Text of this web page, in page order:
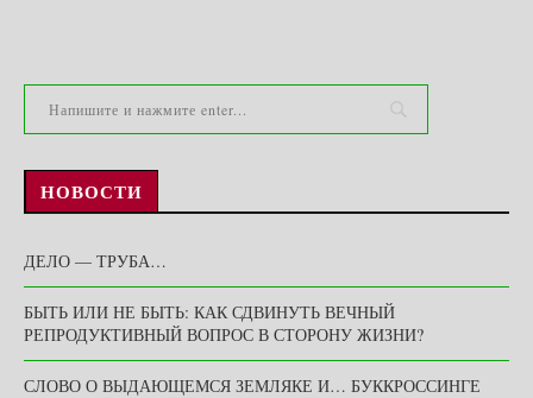
НОВОСТИ
ДЕЛО — ТРУБА…
БЫТЬ ИЛИ НЕ БЫТЬ: КАК СДВИНУТЬ ВЕЧНЫЙ
РЕПРОДУКТИВНЫЙ ВОПРОС В СТОРОНУ ЖИЗНИ?
СЛОВО О ВЫДАЮЩЕМСЯ ЗЕМЛЯКЕ И… БУККРОССИНГЕ